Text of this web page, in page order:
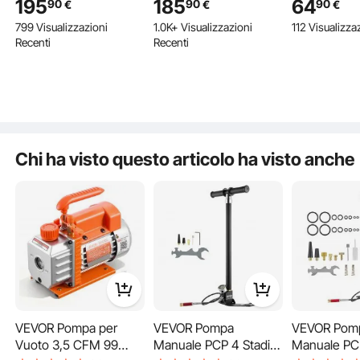
per Sistemi Kit Pompa
per Vuoto AC per Auto
con Contenitore per
19590€
799 Visualizzazioni
Recenti
339,8 L/ min 5 Pa
Ideale per Il
Condizionamento
18590€
1.0K+ Visualizzazioni
Recenti
Gonfiaggio
Bici
6490€
112
Chi ha visto questo articolo ha visto anche
VEVOR Pompa per
Vuoto 3,5 CFM 99
VEVOR Pompa
Manuale PCP 4 Stadi
VEVOR
Manuale